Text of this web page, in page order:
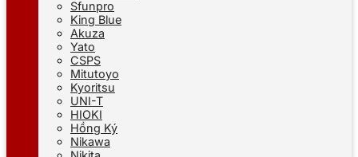
Sfunpro
King Blue
Akuza
Yato
CSPS
Mitutoyo
Kyoritsu
UNI-T
HIOKI
Hồng Ký
Nikawa